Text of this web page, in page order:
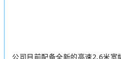
公司目前配备全新的高速2.6米宽